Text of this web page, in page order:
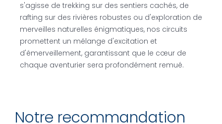
s'agisse de trekking sur des sentiers cachés, de
rafting sur des rivières robustes ou d'exploration de
merveilles naturelles énigmatiques, nos circuits
promettent un mélange d'excitation et
d'émerveillement, garantissant que le cœur de
chaque aventurier sera profondément remué.
Notre recommandation